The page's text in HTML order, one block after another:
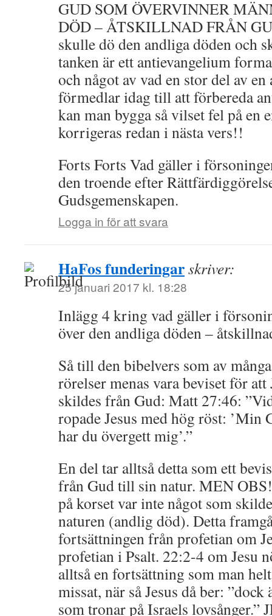
GUD SOM ÖVERVINNER
DÖD – ÅTSKILLNAD FRÅN
skulle dö den andliga döden och
tanken är ett antievangelium
och något av vad en stor del av
förmedlar idag till att förbereda
kan man bygga så vilset fel på en
korrigeras redan i nästa vers!!
Forts Forts Vad gäller i
den troende efter
Gudsgemenskapen.
Logga in för att svara
HaFos funderingarskriver:
25 januari 2017 kl. 18:28
Inlägg 4 kring vad gäller i
över den andliga döden –
Så till den bibelvers som av
rörelser menas vara beviset för
skildes från Gud: Matt 27:46:
ropade Jesus med hög röst:
har du övergett mig’.”
En del tar alltså detta som ett
från Gud till sin natur. MEN
på korset var inte något som
naturen (andlig död). Detta
fortsättningen från profetian om
profetian i Psalt. 22:2-4 om Jesu
alltså en fortsättning som man
missat, när så Jesus då ber:
som tronar på Israels